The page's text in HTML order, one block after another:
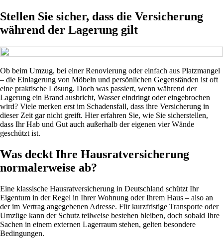
Stellen Sie sicher, dass die Versicherung
während der Lagerung gilt
Ob beim Umzug, bei einer Renovierung oder einfach aus Platzmangel
– die Einlagerung von Möbeln und persönlichen Gegenständen ist oft
eine praktische Lösung. Doch was passiert, wenn während der
Lagerung ein Brand ausbricht, Wasser eindringt oder eingebrochen
wird? Viele merken erst im Schadensfall, dass ihre Versicherung in
dieser Zeit gar nicht greift. Hier erfahren Sie, wie Sie sicherstellen,
dass Ihr Hab und Gut auch außerhalb der eigenen vier Wände
geschützt ist.
Was deckt Ihre Hausratversicherung
normalerweise ab?
Eine klassische Hausratversicherung in Deutschland schützt Ihr
Eigentum in der Regel in Ihrer Wohnung oder Ihrem Haus – also an
der im Vertrag angegebenen Adresse. Für kurzfristige Transporte oder
Umzüge kann der Schutz teilweise bestehen bleiben, doch sobald Ihre
Sachen in einem externen Lagerraum stehen, gelten besondere
Bedingungen.